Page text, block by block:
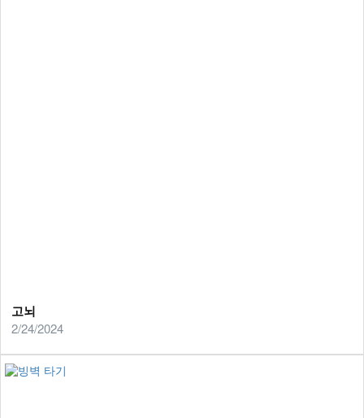
고뇌
2/24/2024